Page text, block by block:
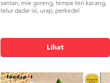
santan, mie goreng, tempe teri kacang,
telur dadar isi, urap, perkedel
Lihat